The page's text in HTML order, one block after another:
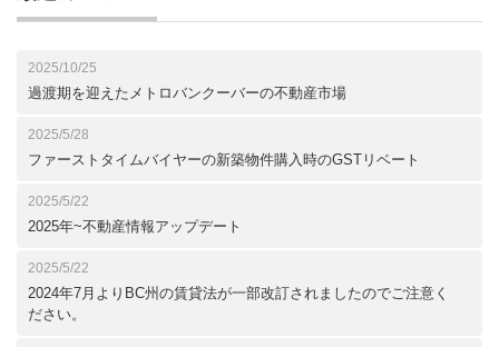
2025/10/25
過渡期を迎えたメトロバンクーバーの不動産市場
2025/5/28
ファーストタイムバイヤーの新築物件購入時のGSTリベート
2025/5/22
2025年~不動産情報アップデート
2025/5/22
2024年7月よりBC州の賃貸法が一部改訂されましたのでご注意く
ださい。